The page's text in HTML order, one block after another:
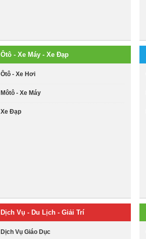
Ôtô - Xe Máy - Xe Đạp
Ôtô - Xe Hơi
Môtô - Xe Máy
Xe Đạp
Dịch Vụ - Du Lịch - Giải Trí
Dịch Vụ Giáo Dục